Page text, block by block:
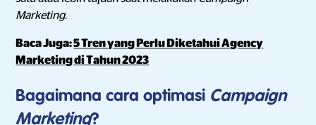
Marketing.
Baca Juga:5 Tren yang Perlu Diketahui Agency
Marketing di Tahun 2023
Bagaimana cara optimasi Campaign
Marketing?